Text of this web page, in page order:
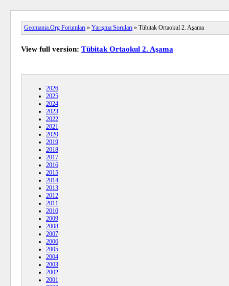
Geomania.Org Forumları » Yarışma Soruları » Tübitak Ortaokul 2. Aşama
View full version: Tübitak Ortaokul 2. Aşama
2026
2025
2024
2023
2022
2021
2020
2019
2018
2017
2016
2015
2014
2013
2012
2011
2010
2009
2008
2007
2006
2005
2004
2003
2002
2001